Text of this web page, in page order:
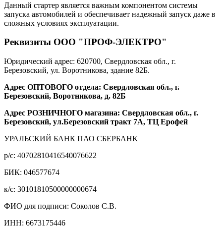
Данный стартер является важным компонентом системы
запуска автомобилей и обеспечивает надежный запуск даже в
сложных условиях эксплуатации.
Реквизиты ООО "ПРОФ-ЭЛЕКТРО"
Юридический адрес: 620700, Свердловская обл., г.
Березовский, ул. Воротникова, здание 82Б.
Адрес ОПТОВОГО отдела: Свердловская обл., г.
Березовский, Воротникова, д. 82Б
Адрес РОЗНИЧНОГО магазина: Свердловская обл., г.
Березовский, ул.Березовский тракт 7А, ТЦ Ерофей
УРАЛЬСКИЙ БАНК ПАО СБЕРБАНК
р/c: 40702810416540076622
БИК: 046577674
к/c: 30101810500000000674
ФИО для подписи: Соколов С.В.
ИНН: 6673175446